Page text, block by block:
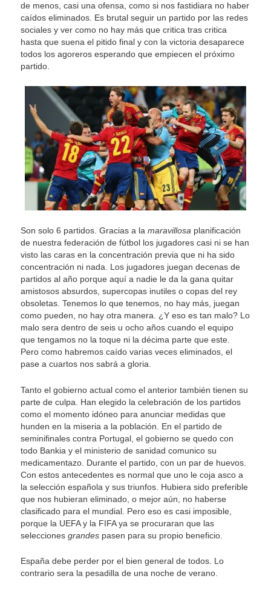
de menos, casi una ofensa, como si nos fastidiara no haber
caídos eliminados. Es brutal seguir un partido por las redes
sociales y ver como no hay más que critica tras critica
hasta que suena el pitido final y con la victoria desaparece
todos los agoreros esperando que empiecen el próximo
partido.
Son solo 6 partidos. Gracias a lamaravillosa planificación
de nuestra federación de fútbol los jugadores casi ni se han
visto las caras en la concentración previa que ni ha sido
concentración ni nada. Los jugadores juegan decenas de
partidos al año porque aquí a nadie le da la gana quitar
amistosos absurdos, supercopas inutiles o copas del rey
obsoletas. Tenemos lo que tenemos, no hay más, juegan
como pueden, no hay otra manera. ¿Y eso es tan malo? Lo
malo sera dentro de seis u ocho años cuando el equipo
que tengamos no la toque ni la décima parte que este.
Pero como habremos caído varias veces eliminados, el
pase a cuartos nos sabrá a gloria.
Tanto el gobierno actual como el anterior también tienen su
parte de culpa. Han elegido la celebración de los partidos
como el momento idóneo para anunciar medidas que
hunden en la miseria a la población. En el partido de
seminifinales contra Portugal, el gobierno se quedo con
todo Bankia y el ministerio de sanidad comunico su
medicamentazo. Durante el partido, con un par de huevos.
Con estos antecedentes es normal que uno le coja asco a
la selección española y sus triunfos. Hubiera sido preferible
que nos hubieran eliminado, o mejor aún, no haberse
clasificado para el mundial. Pero eso es casi imposible,
porque la UEFA y la FIFA ya se procuraran que las
seleccionesgrandes pasen para su propio beneficio.
España debe perder por el bien general de todos. Lo
contrario sera la pesadilla de una noche de verano.